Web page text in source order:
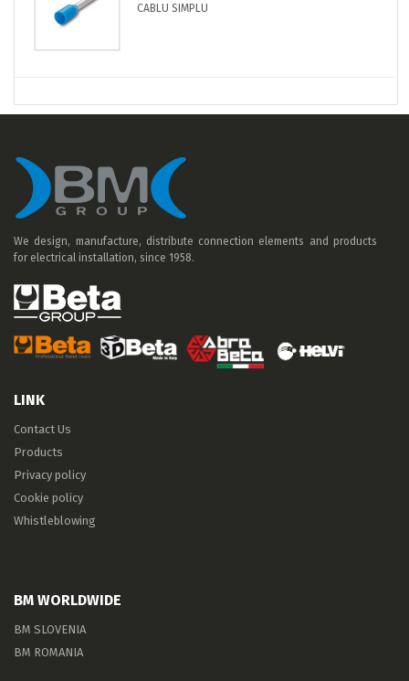
CABLU SIMPLU
We design, manufacture, distribute connection elements and products
for electrical installation, since 1958.
LINK
Contact Us
Products
Privacy policy
Cookie policy
Whistleblowing
BM WORLDWIDE
BM SLOVENIA
BM ROMANIA